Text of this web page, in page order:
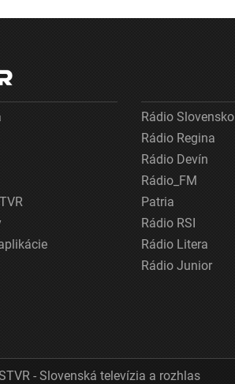
Rádio Slovensko
Rádio Regina
Rádio Devín
Rádio_FM
Patria
Rádio RSI
Rádio Litera
Rádio Junior
- Slovenská televízia a rozhlas